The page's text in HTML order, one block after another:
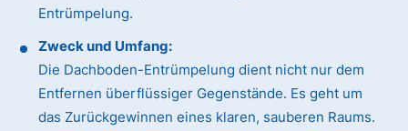
Entrümpelung.
Zweck und Umfang:
Die Dachboden-Entrümpelung dient nicht nur dem
Entfernen überflüssiger Gegenstände. Es geht um
das Zurückgewinnen eines klaren, sauberen Raums.